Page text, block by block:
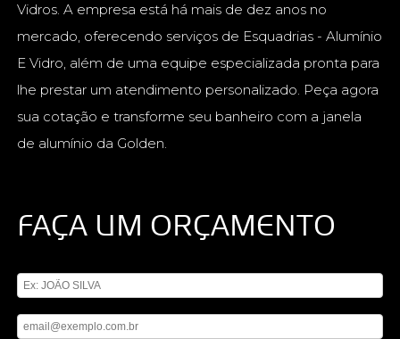
Vidros. A empresa está há mais de dez anos no
mercado, oferecendo serviços de Esquadrias - Alumínio
E Vidro, além de uma equipe especializada pronta para
lhe prestar um atendimento personalizado. Peça agora
sua cotação e transforme seu banheiro com a janela
de alumínio da Golden.
FAÇA UM ORÇAMENTO